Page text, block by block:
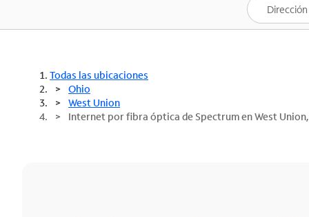
Spectrum One
Mejores ofertas
Planes
Todas las ubicaciones
Ohio
West Union
Internet por fibra óptica de Spectrum en West